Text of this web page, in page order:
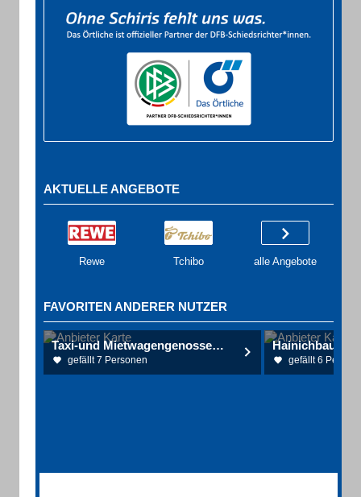
AKTUELLE ANGEBOTE
Rewe Tchibo alle Angebote
FAVORITEN ANDERER NUTZER
Taxi-und Mietwagengenossenschaft Eisenach e.G.
gefällt 7 Personen
Hainichbaude
gefällt 6